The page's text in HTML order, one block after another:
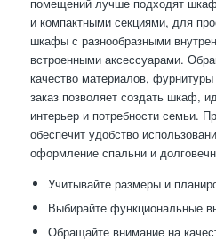
и компактными секциями, для
шкафы с разнообразными
встроенными аксессуарами.
качество материалов,
заказ позволяет создать шкаф,
интерьер и потребности семьи.
обеспечит удобство
оформление спальни и
Учитывайте размеры и
Выбирайте функциональные
Обращайте внимание на